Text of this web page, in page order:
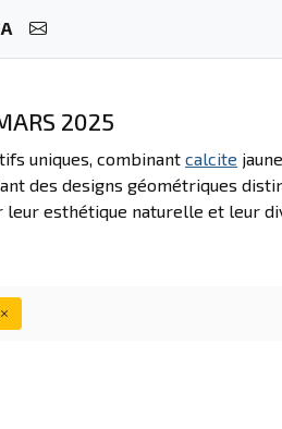
2025
uniques, combinant calcite
des designs géométriques
esthétique naturelle et leur